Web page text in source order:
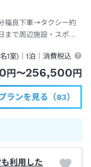
福良下車→タクシー約
まで周辺施設・スポッ
名1室)｜1泊 ｜消費税込
円〜256,500円
ランを見る（83）
利用した